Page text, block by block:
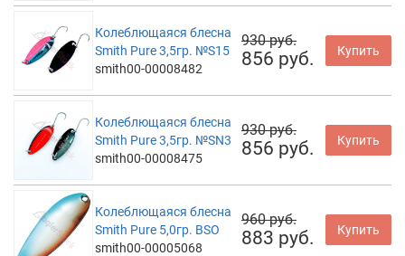
Колеблющаяся блесна
Smith Pure 3,5гр. №S15
smith00-00008482
930 руб.
856 руб. Купить
Колеблющаяся блесна
Smith Pure 3,5гр. №SN3
smith00-00008475
930 руб.
856 руб. Купить
Колеблющаяся блесна
Smith Pure 5,0гр. BSO
smith00-00005068
960 руб.
883 руб. Купить